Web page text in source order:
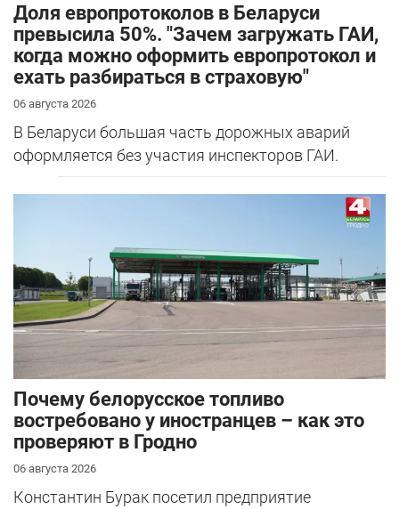
Доля европротоколов в Беларуси
превысила 50%. "Зачем загружать ГАИ,
когда можно оформить европротокол и
ехать разбираться в страховую"
06 августа 2026
В Беларуси большая часть дорожных аварий
оформляется без участия инспекторов ГАИ.
Почему белорусское топливо
востребовано у иностранцев – как это
проверяют в Гродно
06 августа 2026
Константин Бурак посетил предприятие